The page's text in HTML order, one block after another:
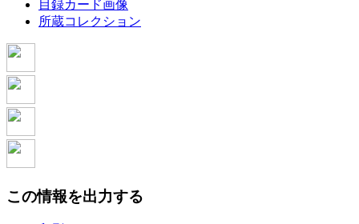
目録カード画像
所蔵コレクション
この情報を出力する